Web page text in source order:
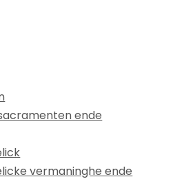
ende
vermaninghe ende